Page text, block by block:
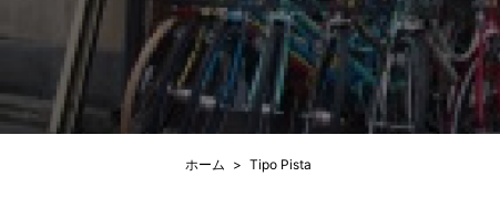
ホーム Tipo Pista